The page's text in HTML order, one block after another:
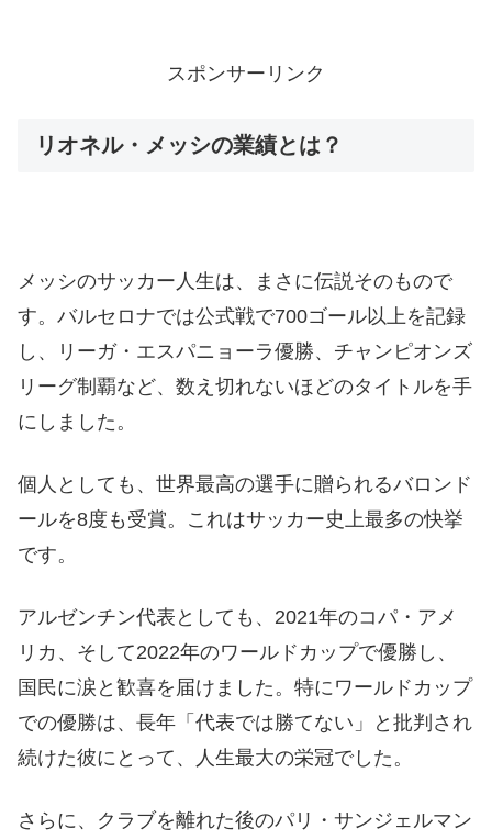
スポンサーリンク
リオネル・メッシの業績とは？
メッシのサッカー人生は、まさに伝説そのもので
す。バルセロナでは公式戦で700ゴール以上を記録
し、リーガ・エスパニョーラ優勝、チャンピオンズ
リーグ制覇など、数え切れないほどのタイトルを手
にしました。
個人としても、世界最高の選手に贈られるバロンド
ールを8度も受賞。これはサッカー史上最多の快挙
です。
アルゼンチン代表としても、2021年のコパ・アメ
リカ、そして2022年のワールドカップで優勝し、
国民に涙と歓喜を届けました。特にワールドカップ
での優勝は、長年「代表では勝てない」と批判され
続けた彼にとって、人生最大の栄冠でした。
さらに、クラブを離れた後のパリ・サンジェルマン